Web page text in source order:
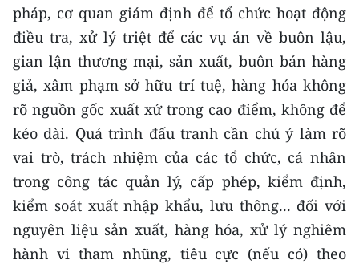
pháp, cơ quan giám định để tổ chức hoạt động
điều tra, xử lý triệt để các vụ án về buôn lậu,
gian lận thương mại, sản xuất, buôn bán hàng
giả, xâm phạm sở hữu trí tuệ, hàng hóa không
rõ nguồn gốc xuất xứ trong cao điểm, không để
kéo dài. Quá trình đấu tranh cần chú ý làm rõ
vai trò, trách nhiệm của các tổ chức, cá nhân
trong công tác quản lý, cấp phép, kiểm định,
kiểm soát xuất nhập khẩu, lưu thông... đối với
nguyên liệu sản xuất, hàng hóa, xử lý nghiêm
hành vi tham nhũng, tiêu cực (nếu có) theo